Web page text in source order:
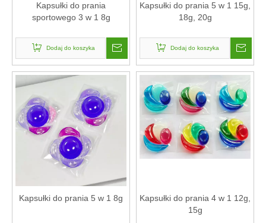
Kapsułki do prania
sportowego 3 w 1 8g
Dodaj do koszyka
Kapsułki do prania 5 w 1 15g,
18g, 20g
Dodaj do koszyka
Kapsułki do prania 5 w 1 8g
Kapsułki do prania 4 w 1 12g,
15g